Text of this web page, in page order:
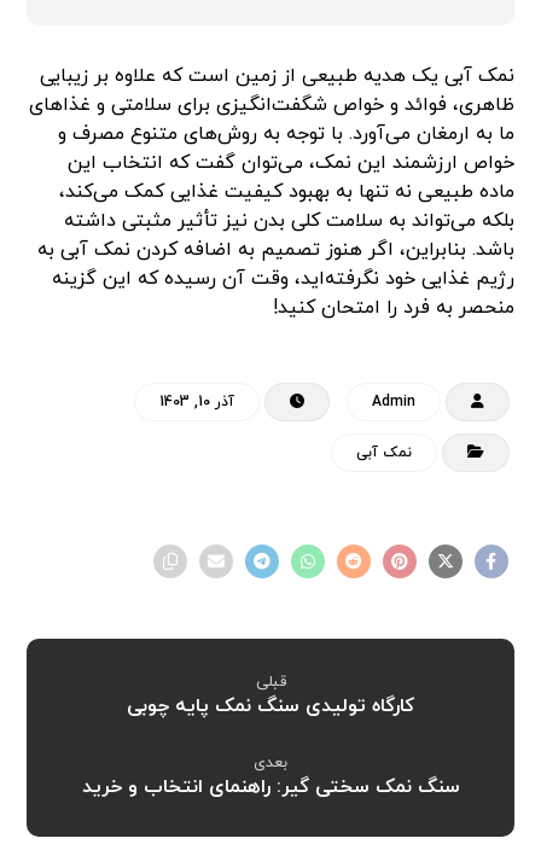
نمک آبی یک هدیه طبیعی از زمین است که علاوه بر زیبایی
ظاهری، فوائد و خواص شگفت‌انگیزی برای سلامتی و غذاهای
ما به ارمغان می‌آورد. با توجه به روش‌های متنوع مصرف و
خواص ارزشمند این نمک، می‌توان گفت که انتخاب این
ماده طبیعی نه تنها به بهبود کیفیت غذایی کمک می‌کند،
بلکه می‌تواند به سلامت کلی بدن نیز تأثیر مثبتی داشته
باشد. بنابراین، اگر هنوز تصمیم به اضافه کردن نمک آبی به
رژیم غذایی خود نگرفته‌اید، وقت آن رسیده که این گزینه
منحصر به فرد را امتحان کنید!
Admin آذر 10, 1403
نمک آبی
قبلی
کارگاه تولیدی سنگ نمک پایه چوبی
بعدی
سنگ نمک سختی گیر: راهنمای انتخاب و خرید